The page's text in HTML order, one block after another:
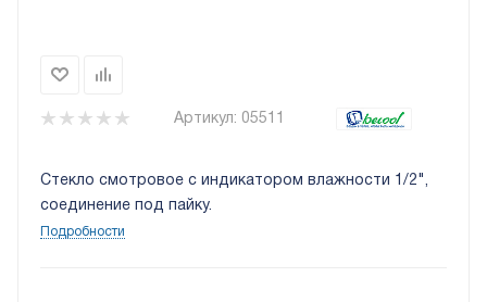
Артикул: 05511
Стекло смотровое с индикатором влажности 1/2",
соединение под пайку.
Подробности